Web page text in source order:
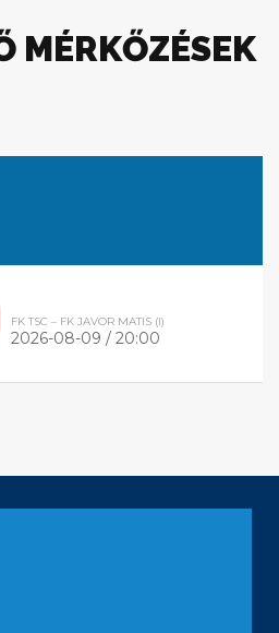
MÉRKŐZÉSEK
FK TSC – FK JAVOR MATIS (I)
2026-08-09 / 20:00